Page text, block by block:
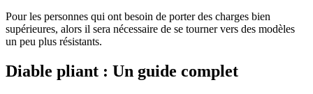
Pour les personnes qui ont besoin de porter des charges bien
supérieures, alors il sera nécessaire de se tourner vers des modèles
un peu plus résistants.
Diable pliant : Un guide complet